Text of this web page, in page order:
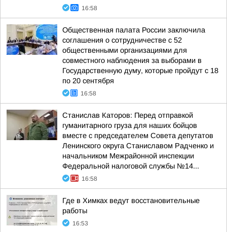
16:58
Общественная палата России заключила
соглашения о сотрудничестве с 52
общественными организациями для
совместного наблюдения за выборами в
Государственную думу, которые пройдут с 18
по 20 сентября
16:58
Станислав Каторов: Перед отправкой
гуманитарного груза для наших бойцов
вместе с председателем Совета депутатов
Ленинского округа Станиславом Радченко и
начальником Межрайонной инспекции
Федеральной налоговой службы №14...
16:58
Где в Химках ведут восстановительные
работы
16:53